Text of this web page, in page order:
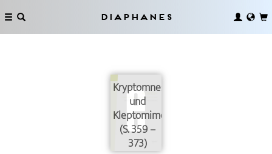
Diaphanes
Kryptomnesie
und
Kleptomimetik
(S. 359 –
373)